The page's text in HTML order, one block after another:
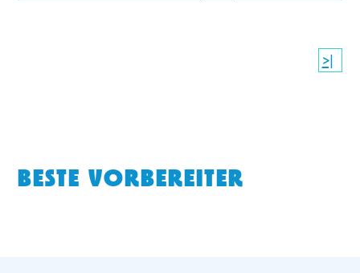
>|
BESTE VORBEREITER